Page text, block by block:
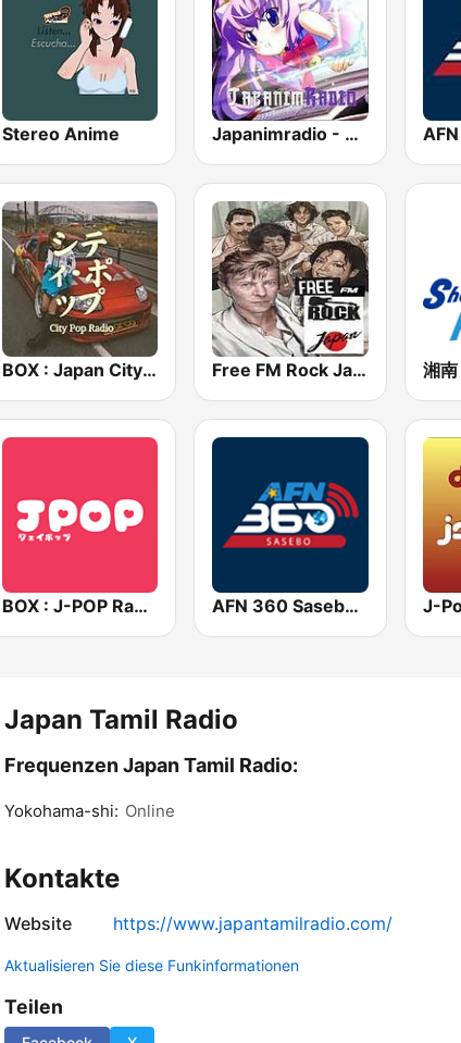
Stereo Anime Japanimradio - Osaka
BOX : Japan City Pop -日本のシティポップ Free FM Rock Japan
BOX : J-POP Radio - ジェイポップ 無線 AFN 360 Sasebo (Japan Only)
Japan Tamil Radio
Frequenzen Japan Tamil Radio:
Yokohama-shi: Online
Kontakte
Website https://www.japantamilradio.com/
Aktualisieren Sie diese Funkinformationen
Teilen